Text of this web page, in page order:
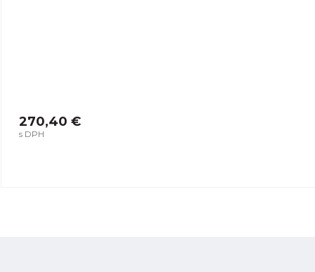
270,40 €
s DPH